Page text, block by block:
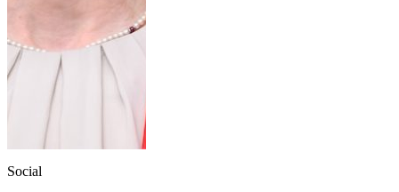
Social